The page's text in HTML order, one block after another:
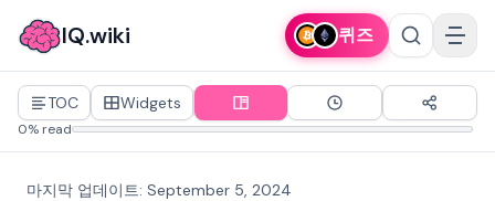
IQ.wiki 퀴즈
TOC Widgets
0% read
마지막 업데이트: September 5, 2024